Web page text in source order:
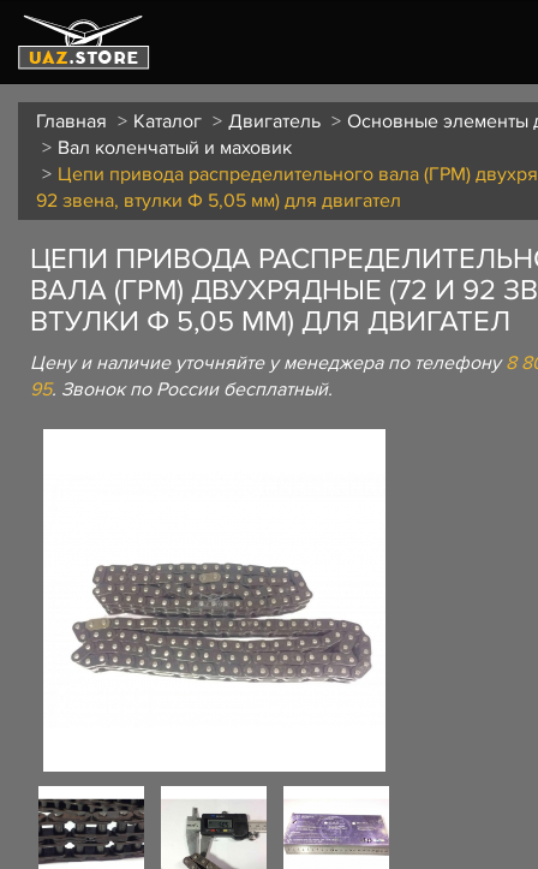
Главная Каталог Двигатель
Основные элементы
Вал коленчатый и маховик
Цепи привода распределительного вала (ГРМ)
92 звена, втулки Ф 5,05 мм) для двигател
ЦЕПИ ПРИВОДА
ВАЛА (ГРМ) ДВУХРЯДНЫЕ (72 И 92
ВТУЛКИ Ф 5,05 ММ) ДЛЯ ДВИГАТЕЛ
Цену и наличие уточняйте у менеджера по телефону8
95. Звонок по России бесплатный.